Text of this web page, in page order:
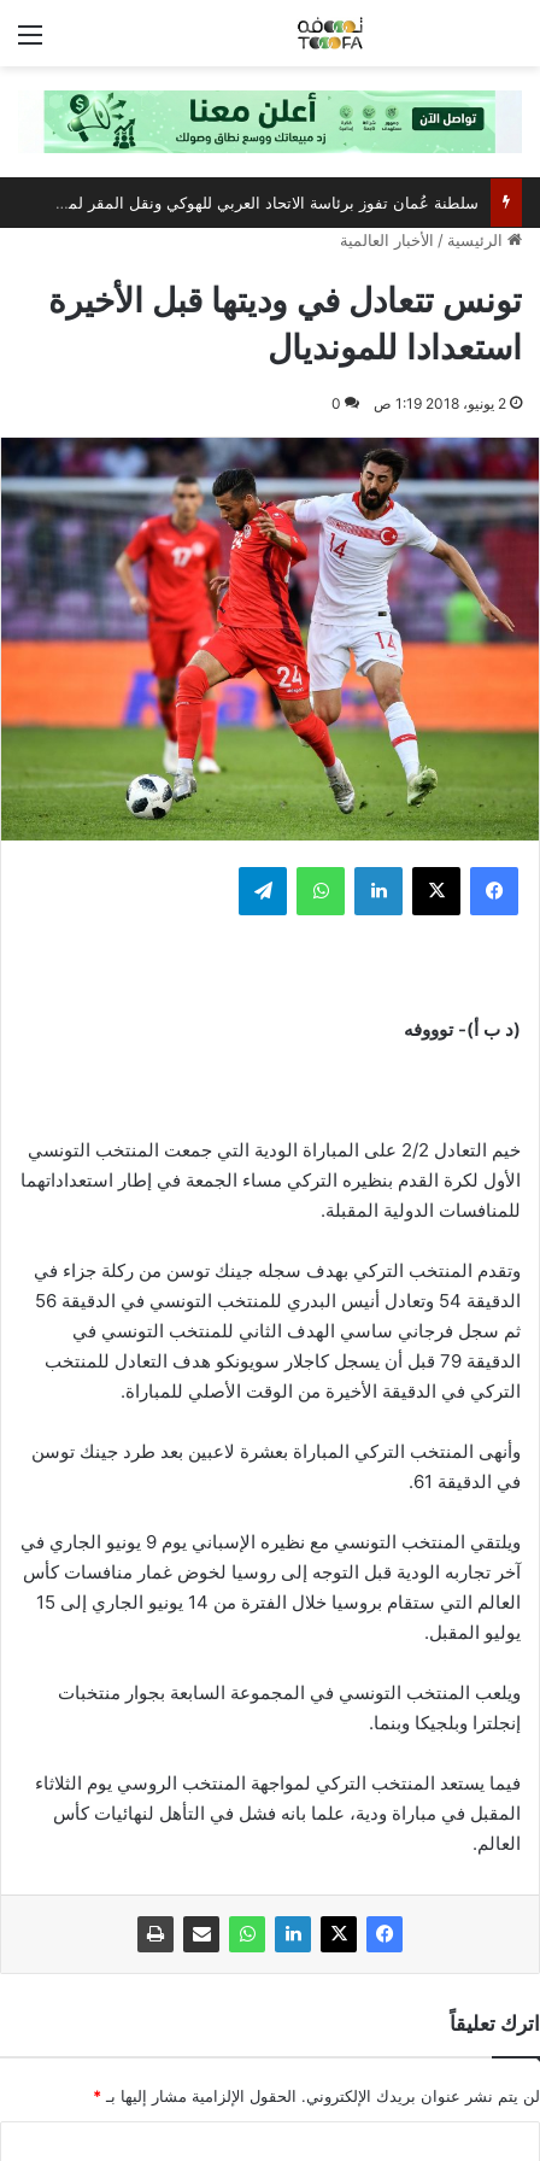
سلطنة عُمان تفوز برئاسة الاتحاد العربي للهوكي ونقل المقر لمسقط
الرئيسية / الأخبار العالمية
تونس تتعادل في وديتها قبل الأخيرة
استعدادا للمونديال
2 يونيو، 2018 1:19 ص 0
فيسبوك ‫X لينكدإن واتساب تيلقرام
(د ب أ)- توووفه
خيم التعادل 2/2 على المباراة الودية التي جمعت المنتخب التونسي
الأول لكرة القدم بنظيره التركي مساء الجمعة في إطار استعداداتهما
للمنافسات الدولية المقبلة.
وتقدم المنتخب التركي بهدف سجله جينك توسن من ركلة جزاء في
الدقيقة 54 وتعادل أنيس البدري للمنتخب التونسي في الدقيقة 56
ثم سجل فرجاني ساسي الهدف الثاني للمنتخب التونسي في
الدقيقة 79 قبل أن يسجل كاجلار سويونكو هدف التعادل للمنتخب
التركي في الدقيقة الأخيرة من الوقت الأصلي للمباراة.
وأنهى المنتخب التركي المباراة بعشرة لاعبين بعد طرد جينك توسن
في الدقيقة 61.
ويلتقي المنتخب التونسي مع نظيره الإسباني يوم 9 يونيو الجاري في
آخر تجاربه الودية قبل التوجه إلى روسيا لخوض غمار منافسات كأس
العالم التي ستقام بروسيا خلال الفترة من 14 يونيو الجاري إلى 15
يوليو المقبل.
ويلعب المنتخب التونسي في المجموعة السابعة بجوار منتخبات
إنجلترا وبلجيكا وبنما.
فيما يستعد المنتخب التركي لمواجهة المنتخب الروسي يوم الثلاثاء
المقبل في مباراة ودية، علما بانه فشل في التأهل لنهائيات كأس
العالم.
اترك تعليقاً
لن يتم نشر عنوان بريدك الإلكتروني. الحقول الإلزامية مشار إليها بـ *